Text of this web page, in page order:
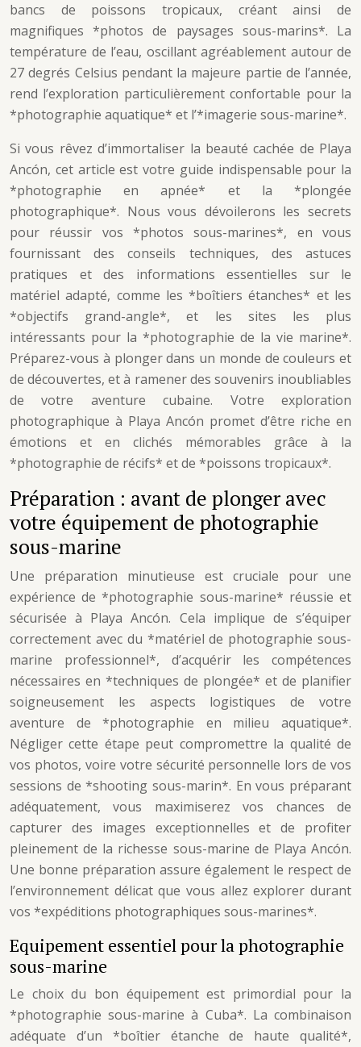
bancs de poissons tropicaux, créant ainsi de
magnifiques *photos de paysages sous-marins*. La
température de l’eau, oscillant agréablement autour de
27 degrés Celsius pendant la majeure partie de l’année,
rend l’exploration particulièrement confortable pour la
*photographie aquatique* et l’*imagerie sous-marine*.
Si vous rêvez d’immortaliser la beauté cachée de Playa
Ancón, cet article est votre guide indispensable pour la
*photographie en apnée* et la *plongée
photographique*. Nous vous dévoilerons les secrets
pour réussir vos *photos sous-marines*, en vous
fournissant des conseils techniques, des astuces
pratiques et des informations essentielles sur le
matériel adapté, comme les *boîtiers étanches* et les
*objectifs grand-angle*, et les sites les plus
intéressants pour la *photographie de la vie marine*.
Préparez-vous à plonger dans un monde de couleurs et
de découvertes, et à ramener des souvenirs inoubliables
de votre aventure cubaine. Votre exploration
photographique à Playa Ancón promet d’être riche en
émotions et en clichés mémorables grâce à la
*photographie de récifs* et de *poissons tropicaux*.
Préparation : avant de plonger avec
votre équipement de photographie
sous-marine
Une préparation minutieuse est cruciale pour une
expérience de *photographie sous-marine* réussie et
sécurisée à Playa Ancón. Cela implique de s’équiper
correctement avec du *matériel de photographie sous-
marine professionnel*, d’acquérir les compétences
nécessaires en *techniques de plongée* et de planifier
soigneusement les aspects logistiques de votre
aventure de *photographie en milieu aquatique*.
Négliger cette étape peut compromettre la qualité de
vos photos, voire votre sécurité personnelle lors de vos
sessions de *shooting sous-marin*. En vous préparant
adéquatement, vous maximiserez vos chances de
capturer des images exceptionnelles et de profiter
pleinement de la richesse sous-marine de Playa Ancón.
Une bonne préparation assure également le respect de
l’environnement délicat que vous allez explorer durant
vos *expéditions photographiques sous-marines*.
Equipement essentiel pour la photographie
sous-marine
Le choix du bon équipement est primordial pour la
*photographie sous-marine à Cuba*. La combinaison
adéquate d’un *boîtier étanche de haute qualité*,